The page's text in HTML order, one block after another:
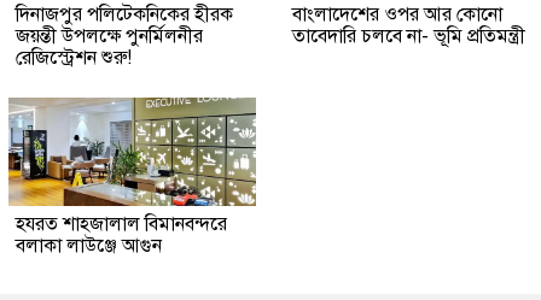
দিনাজপুর পলিটেকনিকের হীরক
জয়ন্তী উপলক্ষে পুনর্মিলনীর
রেজিস্ট্রেশন শুরু!
বাংলাদেশের ওপর আর কোনো
তাবেদারি চলবে না- ভূমি প্রতিমন্ত্রী
হযরত শাহজালাল বিমানবন্দরে
বলাকা লাউঞ্জে আগুন